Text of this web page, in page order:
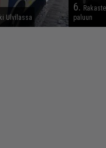
Ulvilassa
6.
paluun